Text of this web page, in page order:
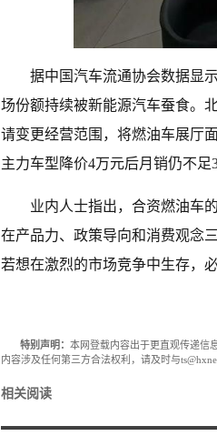
据中国汽车流通协会数据显
场份额持续被新能源汽车蚕食。
请变更经营范围，将燃油车展厅
主力车型降价4万元后月销仍不足
业内人士指出，合资燃油车
在产品力、政策导向和消费观念
若想在激烈的市场竞争中生存，
特别声明： 本网登载内容出于更直观传递信
内容涉及任何第三方合法权利，请及时与
相关阅读